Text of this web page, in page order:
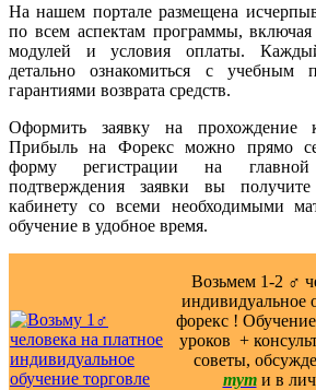
На нашем портале размещена
по всем аспектам программы,
модулей и условия оплаты.
детально ознакомиться с учебным
гарантиями возврата средств.
Оформить заявку на прохождение
Прибыль на Форекс можно прямо
форму регистрации на
подтверждения заявки вы
кабинету со всеми необходимыми
обучение в удобное время.
Возьмем 1-2 ‍♂️
индивидуальное
форекс !
уроков ️ +
советы,
тут и в